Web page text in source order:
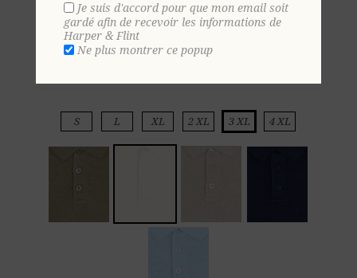
Ajouter aux favoris
S L XL 2 XL 3 XL 4 XL
Je suis d'accord pour que mon email soit
gardé afin de recevoir les informations de
Harper & Flint
Ne plus montrer ce popup